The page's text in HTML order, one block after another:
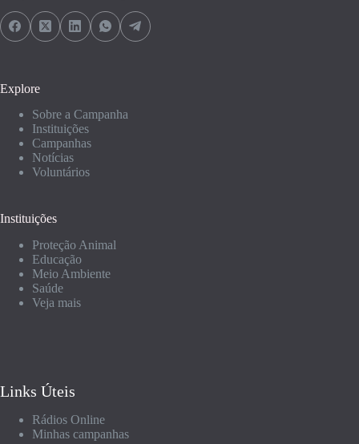
Explore
Sobre a Campanha
Instituições
Campanhas
Notícias
Voluntários
Instituições
Proteção Animal
Educação
Meio Ambiente
Saúde
Veja mais
Links Úteis
Rádios Online
Minhas campanhas